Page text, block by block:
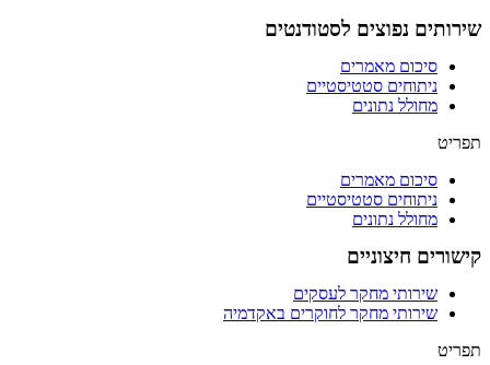
שירותים נפוצים לסטודנטים
סיכום מאמרים
ניתוחים סטטיסטיים
מחולל נתונים
תפריט
סיכום מאמרים
ניתוחים סטטיסטיים
מחולל נתונים
קישורים חיצוניים
שירותי מחקר לעסקים
שירותי מחקר לחוקרים באקדמיה
תפריט